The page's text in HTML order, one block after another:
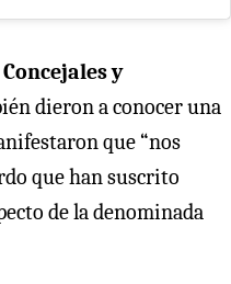
y
dieron a conocer una
que “nos
que han suscrito
de la denominada